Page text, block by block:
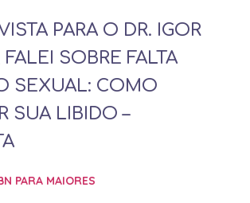
PARA O DR. IGOR
SOBRE FALTA
SEXUAL: COMO
SUA LIBIDO –
PARA MAIORES